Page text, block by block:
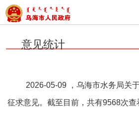
首页>互动交流 > 民意征集
意见统计
2026-05-09 ，乌海市水务局关
征求意见。截至目前，共有9568次